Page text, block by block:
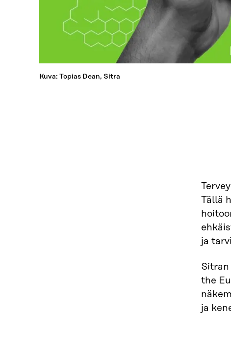
Kuva: Topias Dean, Sitra
Tällä
ja
Sitran
the
ja